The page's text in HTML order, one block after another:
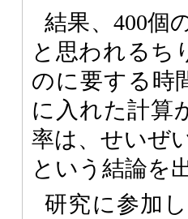
結果、400個
と思われるち
のに要する時
に入れた計算
率は、せいぜ
という結論を
研究に参加